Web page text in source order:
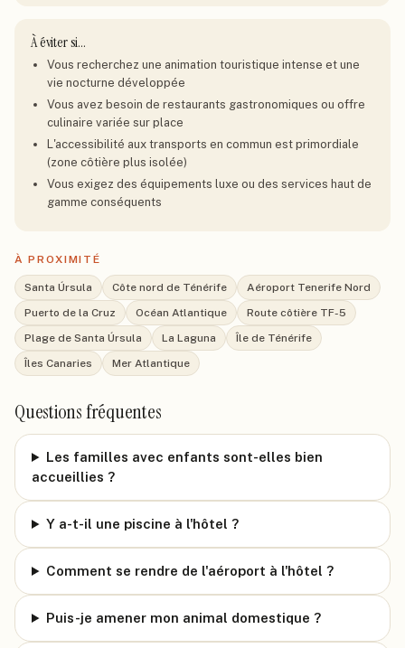
À éviter si…
Vous recherchez une animation touristique intense et une
vie nocturne développée
Vous avez besoin de restaurants gastronomiques ou offre
culinaire variée sur place
L'accessibilité aux transports en commun est primordiale
(zone côtière plus isolée)
Vous exigez des équipements luxe ou des services haut de
gamme conséquents
À PROXIMITÉ
Santa Úrsula Côte nord de Ténérife
Aéroport Tenerife Nord
Puerto de la Cruz
Océan Atlantique
Route côtière TF-5
Plage de Santa Úrsula
La Laguna
Île de Ténérife
Îles Canaries
Mer Atlantique
Questions fréquentes
Les familles avec enfants sont-elles bien
accueillies ?
Y a-t-il une piscine à l'hôtel ?
Comment se rendre de l'aéroport à l'hôtel ?
Puis-je amener mon animal domestique ?